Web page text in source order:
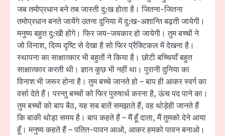
जब तमोप्रधान बने तब जास्ती दु:ख होता है। जितना-जितना
तमोप्रधान बनते जायेंगे उतना दुनिया में दु:ख-अशान्ति बढ़ती जायेगी।
मनुष्य बहुत दु:खी होंगे। फिर जय-जयकार हो जायेगी। तुम बच्चों ने
जो विनाश, दिव्य दृष्टि से देखा है सो फिर प्रैक्टिकल में देखना है।
स्थापना का साक्षात्कार भी बहुतों ने किया है। छोटी बच्चियाँ बहुत
साक्षात्कार करती थी। ज्ञान कुछ भी नहीं था। पुरानी दुनिया का
विनाश भी जरूर होना है। तुम बच्चे जानते हो – बाप ही आकर स्वर्ग का
वर्सा देते हैं। परन्तु बच्चों को फिर पुरुषार्थ करना है, ऊंच पद पाने का।
तुम बच्चों को बाप बैठ, यह सब बातें समझाते हैं, वह थोड़ेही जानते हैं
कि बाकी थोड़ा समय है। बाप कहते हैं – मैं हूँ दाता, मैं तुमको देने आया
हूँ। मनुष्य कहते हैं – पतित-पावन आओ, आकर हमको पावन बनाओ।